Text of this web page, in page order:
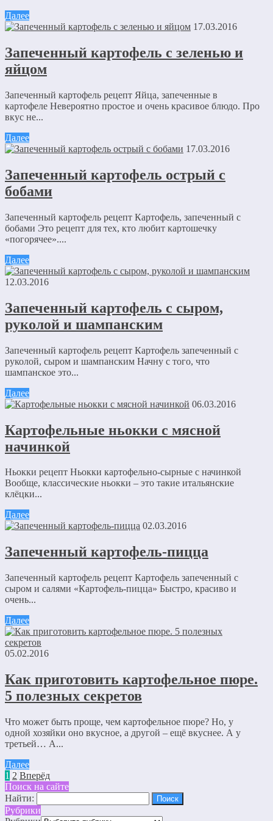
Далее
17.03.2016
Запеченный картофель с зеленью и
яйцом
Запеченный картофель рецепт Яйца, запеченные в
картофеле Невероятно простое и очень красивое блюдо. Про
вкус не...
Далее
17.03.2016
Запеченный картофель острый с
бобами
Запеченный картофель рецепт Картофель, запеченный с
бобами Это рецепт для тех, кто любит картошечку
«погорячее»....
Далее
12.03.2016
Запеченный картофель с сыром,
руколой и шампанским
Запеченный картофель рецепт Картофель запеченный с
руколой, сыром и шампанским Начну с того, что
шампанское это...
Далее
06.03.2016
Картофельные ньокки с мясной
начинкой
Ньокки рецепт Ньокки картофельно-сырные с начинкой
Вообще, классические ньокки – это такие итальянские
клёцки...
Далее
02.03.2016
Запеченный картофель-пицца
Запеченный картофель рецепт Картофель запеченный с
сыром и салями «Картофель-пицца» Быстро, красиво и
очень...
Далее
05.02.2016
Как приготовить картофельное пюре.
5 полезных секретов
Что может быть проще, чем картофельное пюре? Но, у
одной хозяйки оно вкусное, а другой – ещё вкуснее. А у
третьей… А...
Далее
1 2 Вперёд
Поиск на сайте
Найти:
Рубрики